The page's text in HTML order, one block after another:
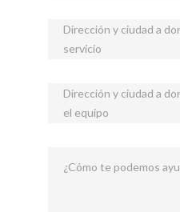
Dirección y ciudad a
servicio
Dirección y ciudad a
el equipo
¿Cómo te podemos